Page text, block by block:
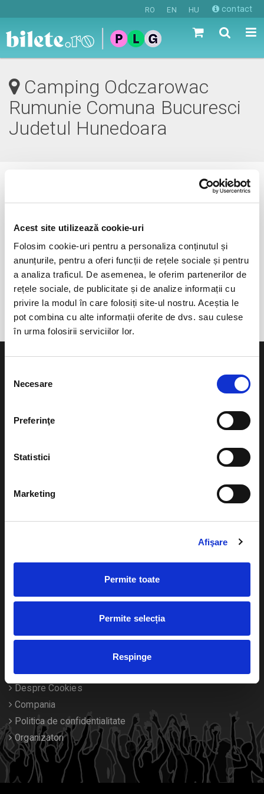
Acest site utilizează cookie-uri
Folosim cookie-uri pentru a personaliza conținutul și
anunțurile, pentru a oferi funcții de rețele sociale și pentru
a analiza traficul. De asemenea, le oferim partenerilor de
rețele sociale, de publicitate și de analize informații cu
privire la modul în care folosiți site-ul nostru. Aceștia le
pot combina cu alte informații oferite de dvs. sau culese
în urma folosirii serviciilor lor.
consimțământului
Necesare
Preferinţe
Statistici
Marketing
Afişare
Permite toate
Permite selecția
Respinge
RO EN HU contact
Camping Odczarowac
Rumunie Comuna Bucuresci
Judetul Hunedoara
0 evenimente in viitorul apropiat
revino mai tarziu
anunta-ma pe email cand apare urmatorul eveniment la
Camping Odczarowac Rumunie
Returnare bilete
Concerte si
Sport
Cultura
Calendar
Termeni si conditii
Despre Cookies
Compania
Politica de confidentialitate
Organizatori